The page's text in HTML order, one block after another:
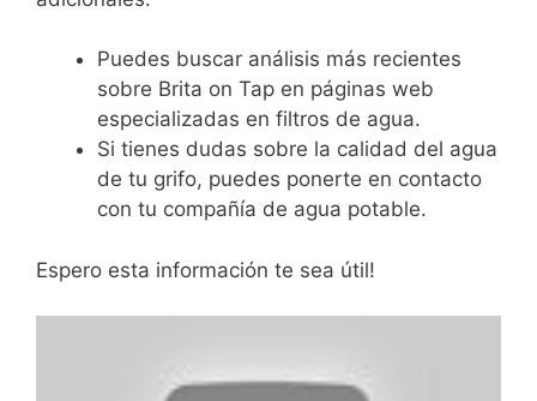
Puedes buscar análisis más recientes
sobre Brita on Tap en páginas web
especializadas en filtros de agua.
Si tienes dudas sobre la calidad del agua
de tu grifo, puedes ponerte en contacto
con tu compañía de agua potable.
Espero esta información te sea útil!